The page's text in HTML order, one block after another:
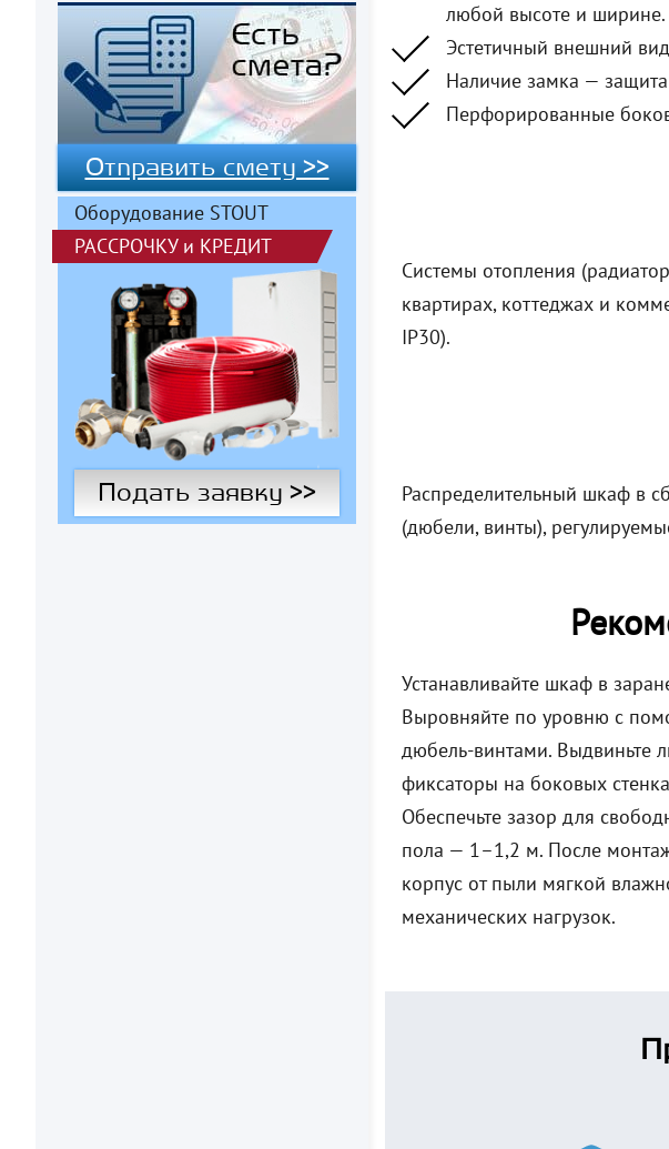
Отправить смету >>
Оборудование STOUT
РАССРОЧКУи КРЕДИТ
Подать заявку >>
любой высоте и ширине.
Эстетичный внешний
Наличие замка —
Перфорированные
Системы отопления
квартирах, коттеджах и
IP30).
Распределительный шкаф в
(дюбели, винты),
Устанавливайте шкаф в
Выровняйте по уровню с
дюбель-винтами. Выдвиньте
фиксаторы на боковых
Обеспечьте зазор для
пола — 1–1,2 м. После
корпус от пыли мягкой
механических нагрузок.